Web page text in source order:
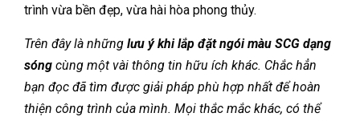
trình vừa bền đẹp, vừa hài hòa phong thủy.
Trên đây là những lưu ý khi lắp đặt ngói màu SCG dạng
sóng cùng một vài thông tin hữu ích khác. Chắc hẳn
bạn đọc đã tìm được giải pháp phù hợp nhất để hoàn
thiện công trình của mình. Mọi thắc mắc khác, có thể